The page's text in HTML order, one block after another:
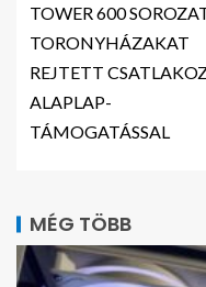
TOWER 600
TORONYHÁZAKAT
REJTETT
ALAPLAP-
TÁMOGATÁSSAL
MÉG TÖBB